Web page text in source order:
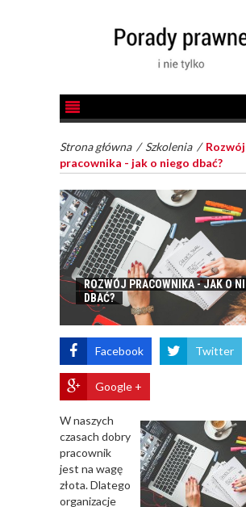
Strona główna / Szkolenia / Rozwój
pracownika - jak o niego dbać?
ROZWÓJ PRACOWNIKA - JAK O
DBAĆ?
Facebook Twitter
Google +
W naszych
czasach dobry
pracownik
jest na wagę
złota. Dlatego
organizacje